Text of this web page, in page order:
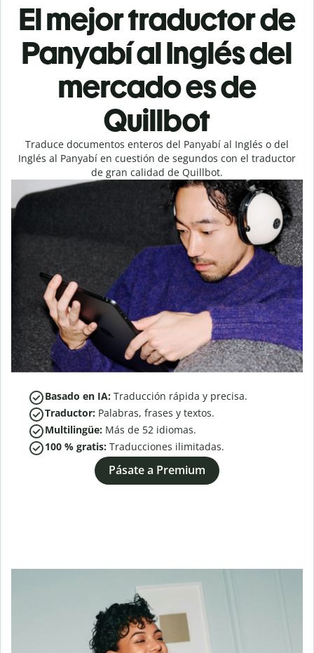
El mejor traductor de
Panyabí al Inglés del
mercado es de
Quillbot
Traduce documentos enteros del Panyabí al Inglés o del
Inglés al Panyabí en cuestión de segundos con el traductor
de gran calidad de Quillbot.
Basado en IA: Traducción rápida y precisa.
Traductor: Palabras, frases y textos.
Multilingüe: Más de 52 idiomas.
100 % gratis: Traducciones ilimitadas.
Pásate a Premium